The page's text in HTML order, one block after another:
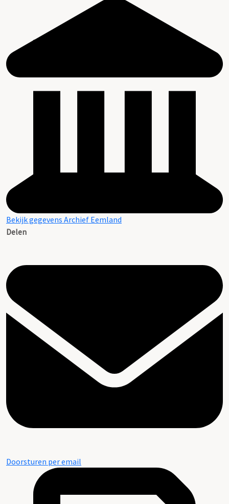
Bekijk gegevens Archief Eemland
Delen
Doorsturen per email